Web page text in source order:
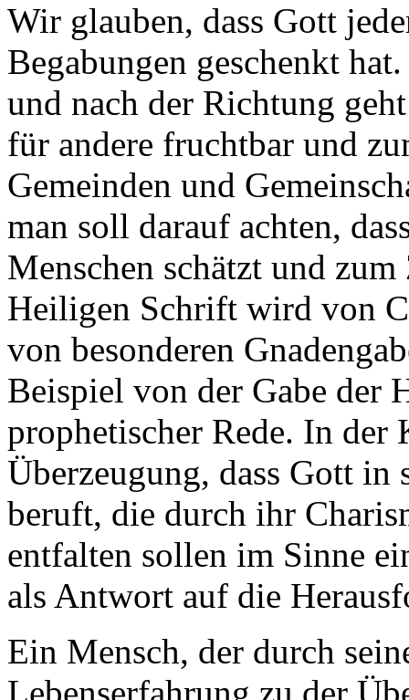
Wir glauben, dass Gott
Begabungen geschenkt
und nach der Richtung
für andere fruchtbar und
Gemeinden und
man soll darauf achten,
Menschen schätzt und
Heiligen Schrift wird von
von besonderen
Beispiel von der Gabe der
prophetischer Rede. In der
Überzeugung, dass Gott
beruft, die durch ihr
entfalten sollen im Sinne
als Antwort auf die
Ein Mensch, der durch